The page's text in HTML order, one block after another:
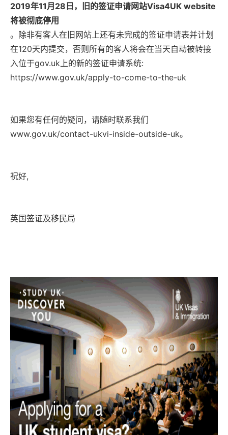
2019年11月28日，旧的签证申请网站Visa4UK website
将被彻底停用
。除非有客人在旧网站上还有未完成的签证申请表并计划
在120天内提交，否则所有的客人将会在当天自动被转接
入位于gov.uk上的新的签证申请系统:
https://www.gov.uk/apply-to-come-to-the-uk
如果您有任何的疑问，请随时联系我们
www.gov.uk/contact-ukvi-inside-outside-uk。
祝好,
英国签证及移民局